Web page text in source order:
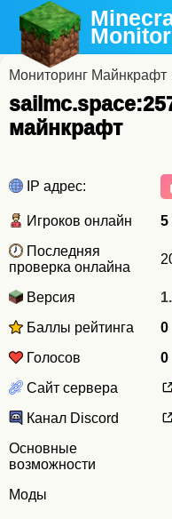
Мониторинг Майнкрафт
майнкрафт
IP адрес:
Игроков онлайн
5
Последняя
проверка онлайна
Версия
Баллы рейтинга
0
Голосов
0
Сайт сервера
Канал Discord
Основные
возможности
Моды